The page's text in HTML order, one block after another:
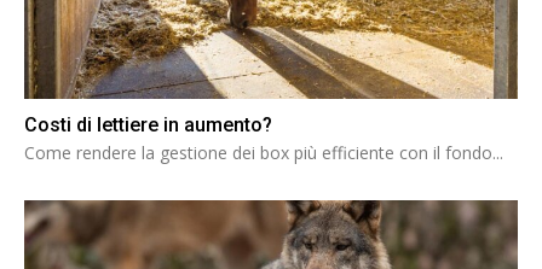
Costi di lettiere in aumento?
Come rendere la gestione dei box più efficiente con il fondo...